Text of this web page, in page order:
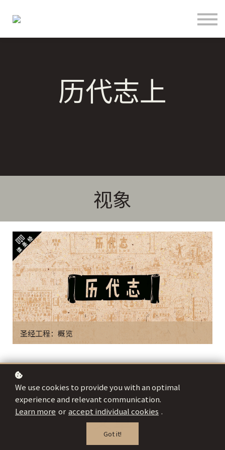
联络
语言
奉献支持
历代志上
视象
圣经工程：概览
文章
We use cookies to provide you with an optimal
experience and relevant communication.
Learn more or accept individual cookies .
Got it!